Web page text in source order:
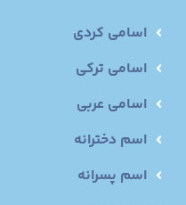
اسامی کردی
اسامی ترکی
اسامی عربی
اسم دخترانه
اسم پسرانه